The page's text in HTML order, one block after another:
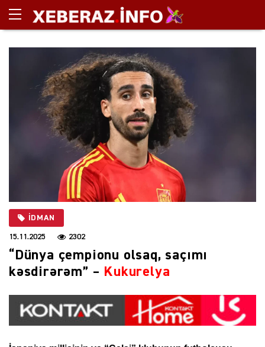
İDMAN
15.11.2025 2302
“Dünya çempionu olsaq, saçımı
kəsdirərəm” – Kukurelya